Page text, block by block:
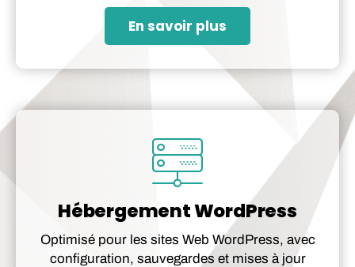
En savoir plus
Hébergement WordPress
Optimisé pour les sites Web WordPress, avec
configuration, sauvegardes et mises à jour